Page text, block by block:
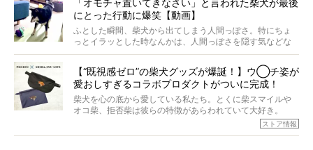
ォーカスし、その元気の秘訣や、老犬と暮らすうえで大切
だと思うことを、オーナーさんに語っていただきます。今
回登場してくれたのは、17歳のときろうくん。小さい頃か
ら食が細かったため、何でも食べさせてきたということで
「オモチャ置いてきなさい」と言われた柴犬が最後
にとった行動に爆笑【動画】
ふとした瞬間、柴犬から出てしまう人間っぽさ。特にちょ
っとイラッとした時なんかは、人間っぽさを隠す気などな
いように見えます。もしかして本当の本当は、中身は人間
【“既視感ゼロ”の柴犬グッズが爆誕！】ウ◯チ姿が
愛おしすぎるコラボプロダクトがついに完成！
柴犬を心の底から愛している私たち。とくに柴スマイルや
オコ柴、拒否柴は彼らの特徴があらわれていて大好き。
でもちょっと待て…もうひとつ、忘れてはならない愛おしい
ストア情報